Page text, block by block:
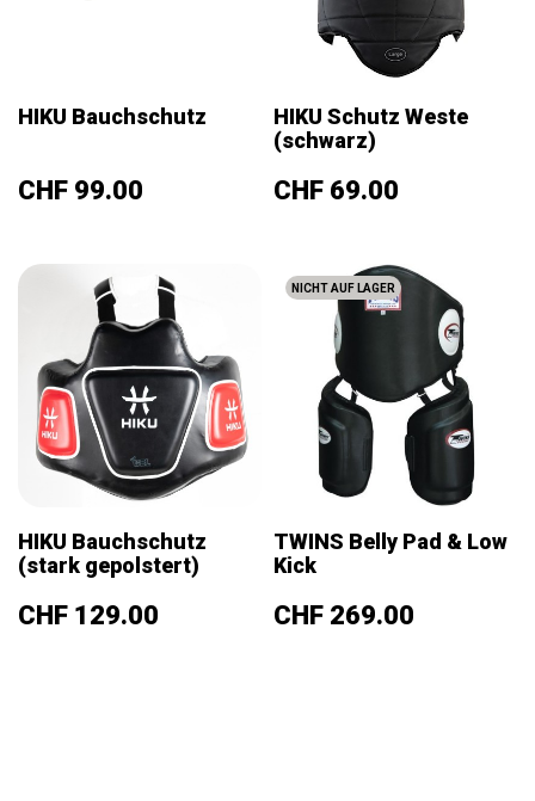
HIKU Bauchschutz
Preis
CHF 99.00
HIKU Schutz Weste
(schwarz)
Preis
CHF 69.00
HIKU Bauchschutz
(stark gepolstert)
Preis
CHF 129.00
NICHT AUF LAGER
TWINS Belly Pad & Low
Kick
Preis
CHF 269.00